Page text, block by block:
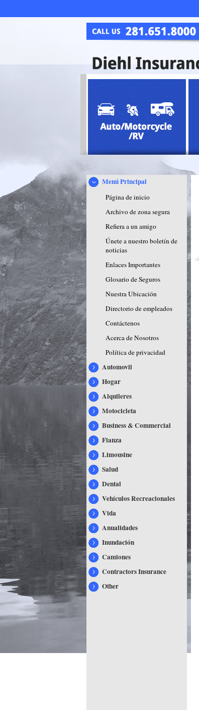
Menú Principal
Página de inicio
Archivo de zona segura
Refiera a un amigo
Únete a nuestro boletín de
noticias
Enlaces Importantes
Glosario de Seguros
Nuestra Ubicación
Directorio de empleados
Contáctenos
Acerca de Nosotros
Política de privacidad
Automovil
Hogar
Alquileres
Motocicleta
Business & Commercial
Fianza
Limousine
Salud
Dental
Vehículos Recreacionales
Vida
Anualidades
Inundación
Camiones
Contractors Insurance
Other